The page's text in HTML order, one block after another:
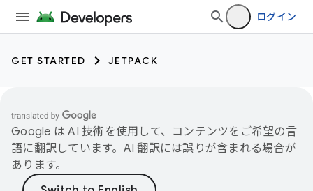
ログイン
GET STARTED JETPACK
Google は AI 技術を使用して、コンテンツをご希望の言
語に翻訳しています。AI 翻訳には誤りが含まれる場合が
あります。